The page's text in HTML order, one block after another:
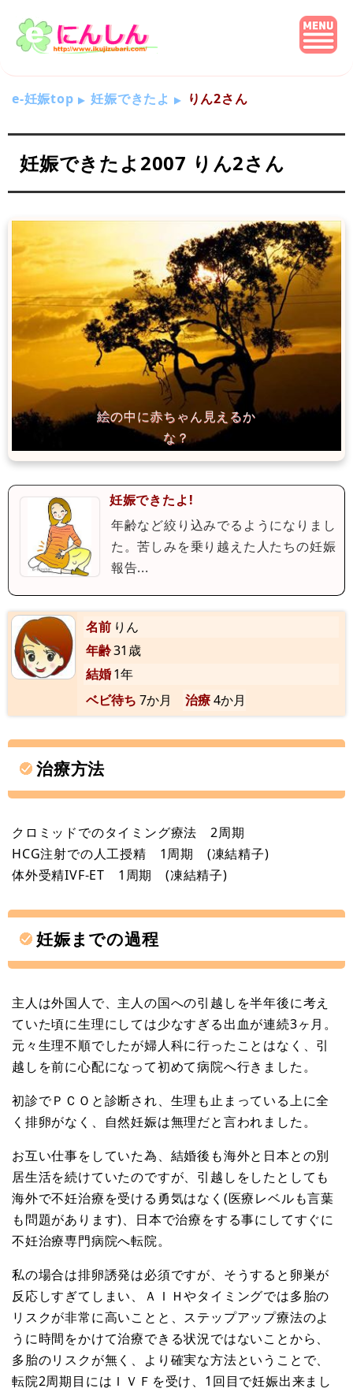
e-妊娠top 妊娠できたよ りん2さん
妊娠できたよ2007 りん2さん
妊娠できたよ!
年齢など絞り込みでるようになりまし
た。苦しみを乗り越えた人たちの妊娠
報告...
名前 りん
年齢31歳
結婚1年
ベビ待ち 7か月 治療4か月
治療方法
クロミッドでのタイミング療法 2周期
HCG注射での人工授精 1周期 (凍結精子)
体外受精IVF-ET 1周期 (凍結精子)
妊娠までの過程
主人は外国人で、主人の国への引越しを半年後に考え
ていた頃に生理にしては少なすぎる出血が連続3ヶ月。
元々生理不順でしたが婦人科に行ったことはなく、引
越しを前に心配になって初めて病院へ行きました。
初診でＰＣＯと診断され、生理も止まっている上に全
く排卵がなく、自然妊娠は無理だと言われました。
お互い仕事をしていた為、結婚後も海外と日本との別
居生活を続けていたのですが、引越しをしたとしても
海外で不妊治療を受ける勇気はなく(医療レベルも言葉
も問題があります)、日本で治療をする事にしてすぐに
不妊治療専門病院へ転院。
私の場合は排卵誘発は必須ですが、そうすると卵巣が
反応しすぎてしまい、ＡＩＨやタイミングでは多胎の
リスクが非常に高いことと、ステップアップ療法のよ
うに時間をかけて治療できる状況ではないことから、
多胎のリスクが無く、より確実な方法ということで、
転院2周期目にはＩＶＦを受け、1回目で妊娠出来まし